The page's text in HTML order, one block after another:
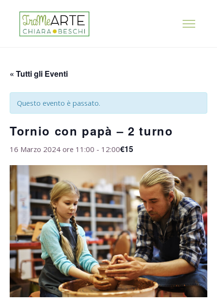
« Tutti gli Eventi
Questo evento è passato.
Tornio con papà – 2 turno
16 Marzo 2024 ore 11:00 - 12:00€15